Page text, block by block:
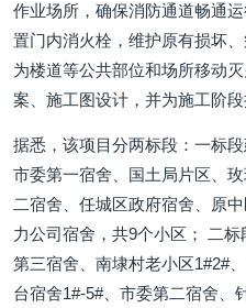
作业场所，确保消防通道畅通
置门内消火栓，维护原有损坏
为楼道等公共部位和场所移动
案、施工图设计，并为施工阶段
据悉，该项目分两标段：一标
市委第一宿舍、国土局片区、
二宿舍、任城区政府宿舍、原
力公司宿舍，共9个小区； 二
第三宿舍、南埭村老小区1#2#
台宿舍1#-5#、市委第二宿舍、